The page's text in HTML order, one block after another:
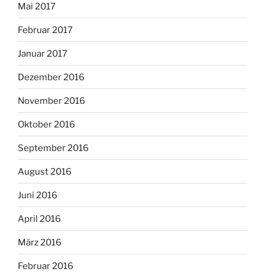
Mai 2017
Februar 2017
Januar 2017
Dezember 2016
November 2016
Oktober 2016
September 2016
August 2016
Juni 2016
April 2016
März 2016
Februar 2016